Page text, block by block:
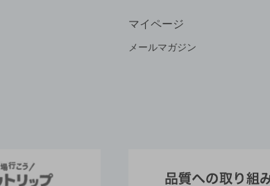
マイページ
メールマガジン